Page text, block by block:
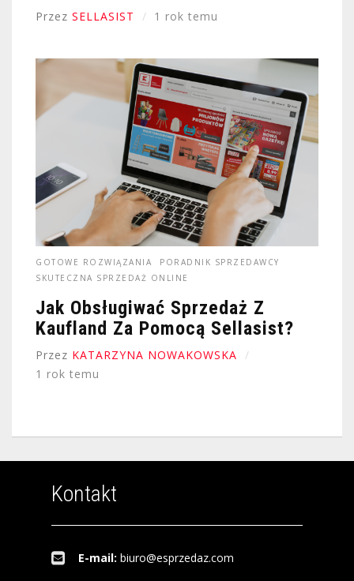
Przez SELLASIST 1 rok temu
GOTOWE ROZWIĄZANIA
PORADNIK SPRZEDAWCY
SKUTECZNA SPRZEDAŻ ONLINE
Jak Obsługiwać Sprzedaż Z
Kaufland Za Pomocą Sellasist?
Przez KATARZYNA NOWAKOWSKA
1 rok temu
Kontakt
E-mail: biuro@esprzedaz.com